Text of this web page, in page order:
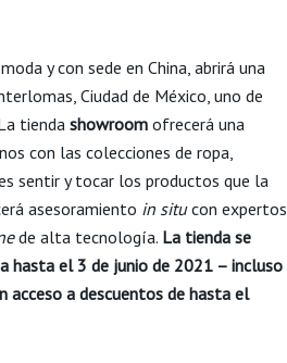
y con sede en China, abrirá una
Ciudad de México, uno de
tienda showroom ofrecerá una
con las colecciones de ropa,
sentir y tocar los productos que la
asesoramiento in situcon expertos
de alta tecnología. La tienda se
hasta el 3 de junio de 2021 – incluso
acceso a descuentos de hasta el